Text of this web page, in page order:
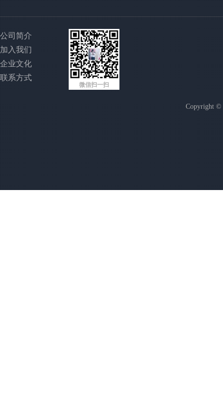
公司简介
加入我们
企业文化
联系方式
微信扫一扫
Copyright ©